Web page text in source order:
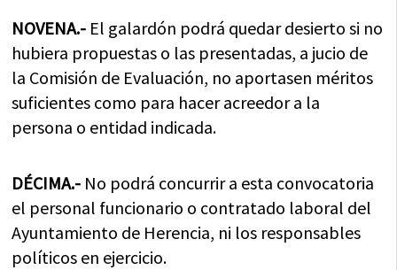
NOVENA.- El galardón podrá quedar desierto si no
hubiera propuestas o las presentadas, a jucio de
la Comisión de Evaluación, no aportasen méritos
suficientes como para hacer acreedor a la
persona o entidad indicada.
DÉCIMA.- No podrá concurrir a esta convocatoria
el personal funcionario o contratado laboral del
Ayuntamiento de Herencia, ni los responsables
políticos en ejercicio.